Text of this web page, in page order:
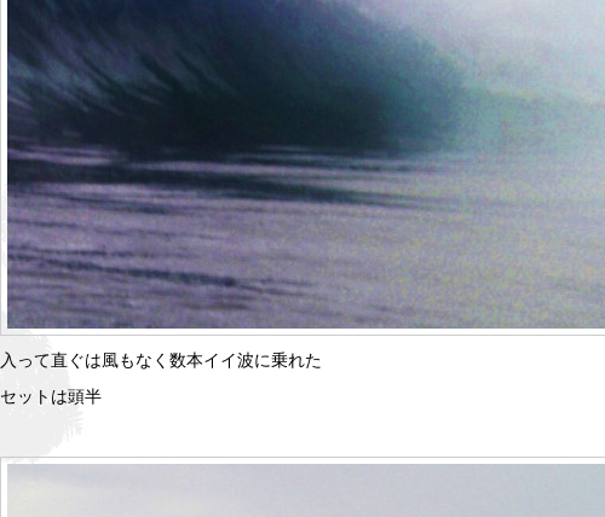
入って直ぐは風もなく数本イイ波に乗れた
セットは頭半